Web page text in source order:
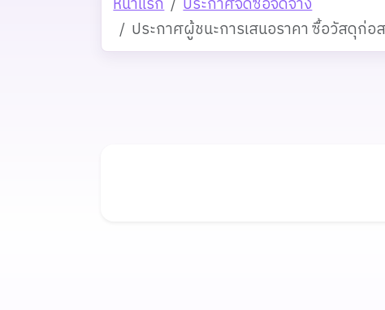
ประกาศผู้ชนะการเสนอราคา ซื้อวัสดุก่อส